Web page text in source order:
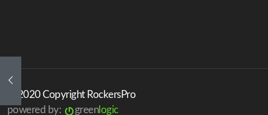
© 2020 Copyright RockersPro
powered by:
greenlogic